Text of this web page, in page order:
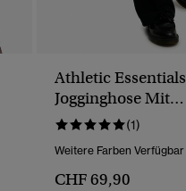
Athletic Essentials
Jogginghose Mit
Umschlagbund
(1)
Weitere Farben Verfügbar
CHF 69,90